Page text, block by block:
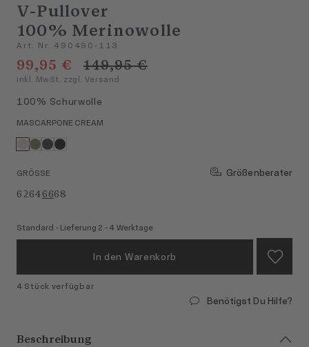
V-Pullover
100% Merinowolle
Art. Nr. 490490-113
99,95 € 149,95 €
inkl. MwSt. zzgl. Versand
100% Schurwolle
MASCARPONE CREAM
GRÖSSE
Größenberater
62646668
Standard - Lieferung 2 - 4 Werktage
In den Warenkorb
4 Stück verfügbar
Benötigst Du Hilfe?
Beschreibung